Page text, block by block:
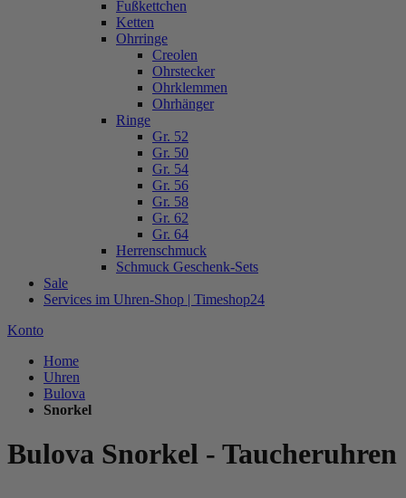
Fußkettchen
Ketten
Ohrringe
Creolen
Ohrstecker
Ohrklemmen
Ohrhänger
Ringe
Gr. 52
Gr. 50
Gr. 54
Gr. 56
Gr. 58
Gr. 62
Gr. 64
Herrenschmuck
Schmuck Geschenk-Sets
Sale
Services im Uhren-Shop | Timeshop24
Konto
Home
Uhren
Bulova
Snorkel
Bulova Snorkel - Taucheruhren